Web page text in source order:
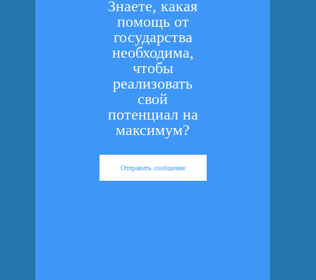
Знаете, какая
помощь от
государства
необходима,
чтобы
реализовать
свой
потенциал на
максимум?
Отправить сообщение